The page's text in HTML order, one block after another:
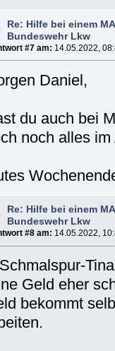
Re: Hilfe bei einem
Bundeswehr Lkw
#7 am: 14.05.2022,
Daniel,
du auch bei
noch alles
Re: Hilfe bei einem
Bundeswehr Lkw
#8 am: 14.05.2022,
Geld eher
bekommt